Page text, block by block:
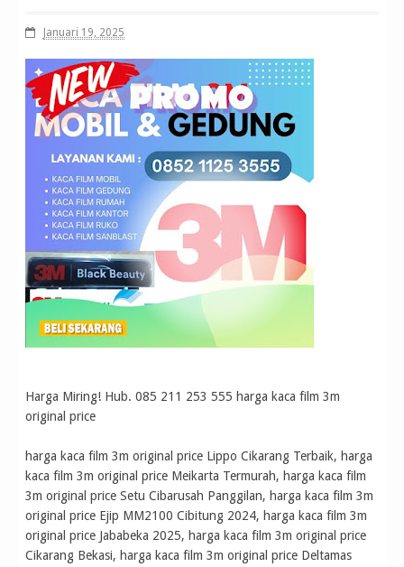
Januari 19, 2025
Harga Miring! Hub. 085 211 253 555 harga kaca film 3m
original price
harga kaca film 3m original price Lippo Cikarang Terbaik, harga
kaca film 3m original price Meikarta Termurah, harga kaca film
3m original price Setu Cibarusah Panggilan, harga kaca film 3m
original price Ejip MM2100 Cibitung 2024, harga kaca film 3m
original price Jababeka 2025, harga kaca film 3m original price
Cikarang Bekasi, harga kaca film 3m original price Deltamas